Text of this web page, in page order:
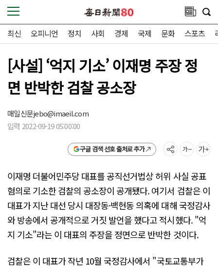
최신 오피니언 정치 사회 경제 국제 문화 스포츠
[사설] ‘억지 기소’ 이재명 주장 정
면 반박한 검찰 공소장
매일신문jebo@imaeil.com
입력 2022-09-19 05:00:00
구글 검색 선호 출처로 추가
이재명 더불어민주당 대표를 공직선거법상 허위 사실 공표
혐의로 기소한 검찰의 공소장이 공개됐다. 여기서 검찰은 이
대표가 지난 대선 당시 대장동·백현동 의혹에 대해 국정감사
와 방송에서 공개적으로 거짓 발언을 했다고 적시했다. "억
지 기소"라는 이 대표의 주장을 정면으로 반박한 것이다.
검찰은 이 대표가 작년 10월 국정감사에서 "국토교통부가